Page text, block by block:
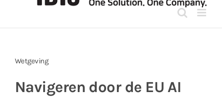
Wetgeving
Navigeren door de EU AI